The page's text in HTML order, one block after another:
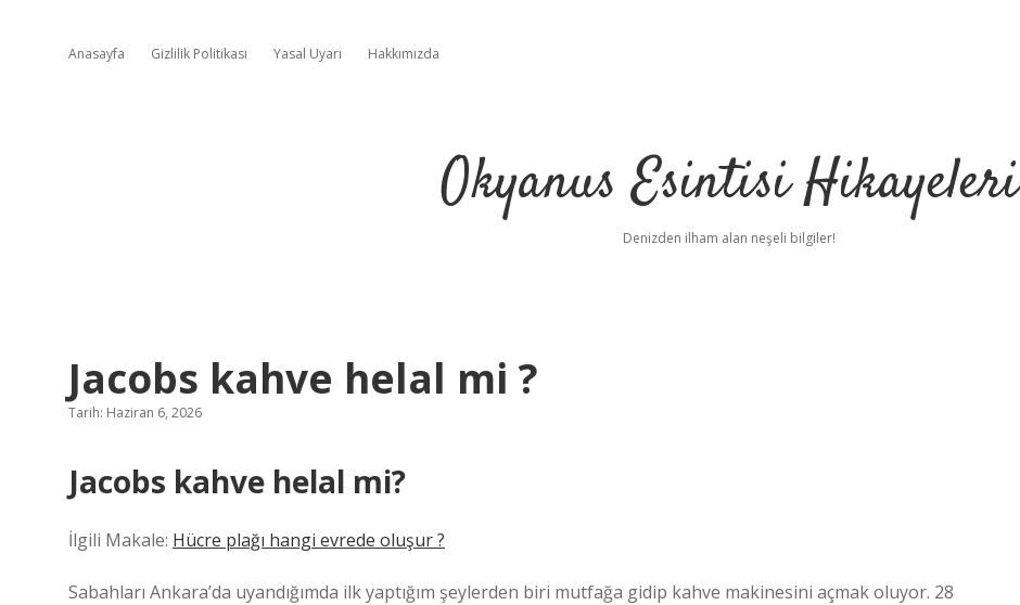
Anasayfa Gizlilik Politikası Yasal Uyarı Hakkımızda
Okyanus Esintisi Hikayeleri
Denizden ilham alan neşeli bilgiler!
Jacobs kahve helal mi ?
Tarih: Haziran 6, 2026
Jacobs kahve helal mi?
İlgili Makale: Hücre plağı hangi evrede oluşur ?
Sabahları Ankara’da uyandığımda ilk yaptığım şeylerden biri mutfağa gidip kahve makinesini açmak oluyor. 28